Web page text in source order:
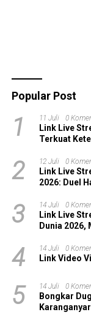
Popular Post
1 11 Juli 0
Link Live
Terkuat
2 12 Juli 0
Link Live
2026: Duel
3 14 Juli 0
Link Live
Dunia 2026,
4 14 Juli 0
Link Video
5 14 Juli 0
Bongkar
Karanganyar